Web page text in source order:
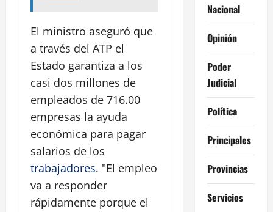
El ministro aseguró que
a través del ATP el
Estado garantiza a los
casi dos millones de
empleados de 716.00
empresas la ayuda
económica para pagar
salarios de los
trabajadores. "El empleo
va a responder
rápidamente porque el
Nacional
Opinión
Poder
Judicial
Política
Principales
Provincias
Servicios